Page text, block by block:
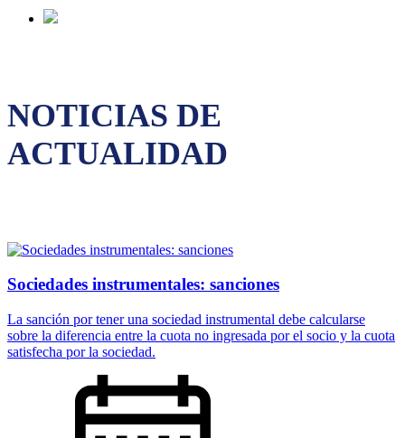
NOTICIAS DE
ACTUALIDAD
Sociedades instrumentales: sanciones
La sanción por tener una sociedad instrumental debe calcularse
sobre la diferencia entre la cuota no ingresada por el socio y la cuota
satisfecha por la sociedad.